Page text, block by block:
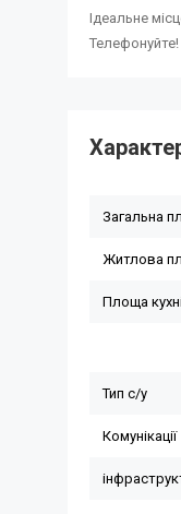
Ідеальне
Телефонуйте!